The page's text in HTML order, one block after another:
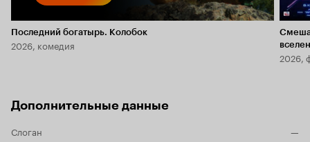
Последний богатырь. Колобок
2026, комедия
2026,
Дополнительные данные
Слоган
—